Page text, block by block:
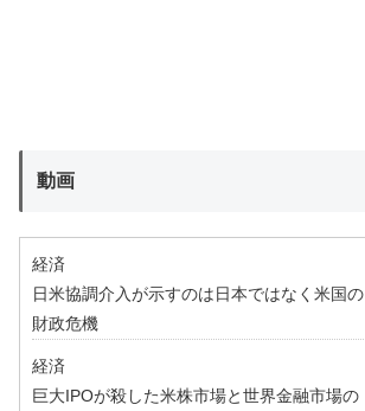
動画
経済
日米協調介入が示すのは日本ではなく米国の
財政危機
経済
巨大IPOが殺した米株市場と世界金融市場の